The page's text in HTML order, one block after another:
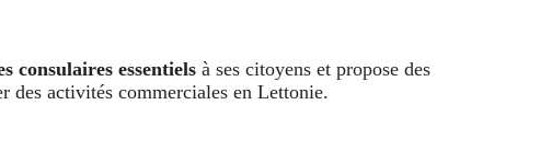
consulaires essentiels à ses citoyens et propose des
des activités commerciales en Lettonie.